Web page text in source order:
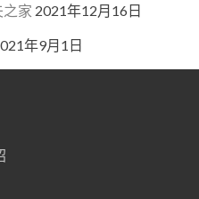
家 2021年12月16日
年9月1日